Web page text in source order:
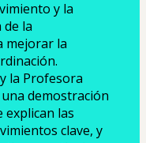
y la
la
mejorar la
la Profesora
demostración
explican las
clave, y